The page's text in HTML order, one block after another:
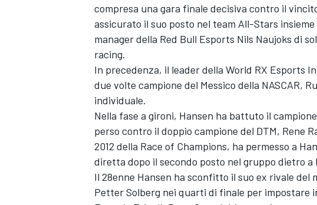
compresa una gara finale decisiva contro il
assicurato il suo posto nel team All-Stars
manager della Red Bull Esports Nils Naujoks di
racing.
In precedenza, il leader della World RX Esports
due volte campione del Messico della NASCAR,
individuale.
Nella fase a gironi, Hansen ha battuto il
perso contro il doppio campione del DTM, Rene
2012 della Race of Champions, ha permesso a
diretta dopo il secondo posto nel gruppo dietro a
Il 28enne Hansen ha sconfitto il suo ex rivale del
Petter Solberg nei quarti di finale per impostare